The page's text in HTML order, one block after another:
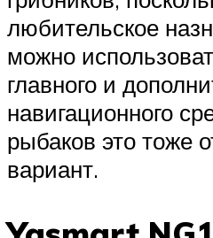
любительское
можно
главного и
навигационного
рыбаков это тоже
вариант.